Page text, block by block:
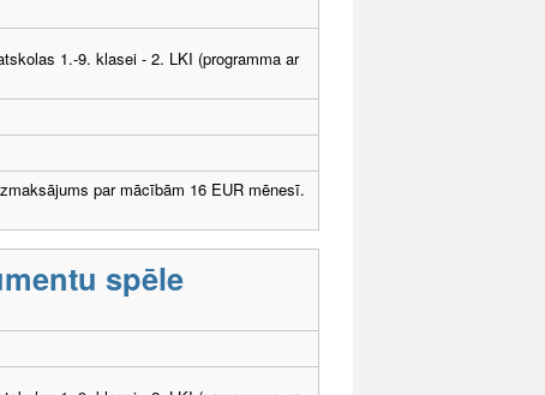
1.-9. klasei - 2. LKI (programma ar
par mācībām 16 EUR mēnesī.
spēle